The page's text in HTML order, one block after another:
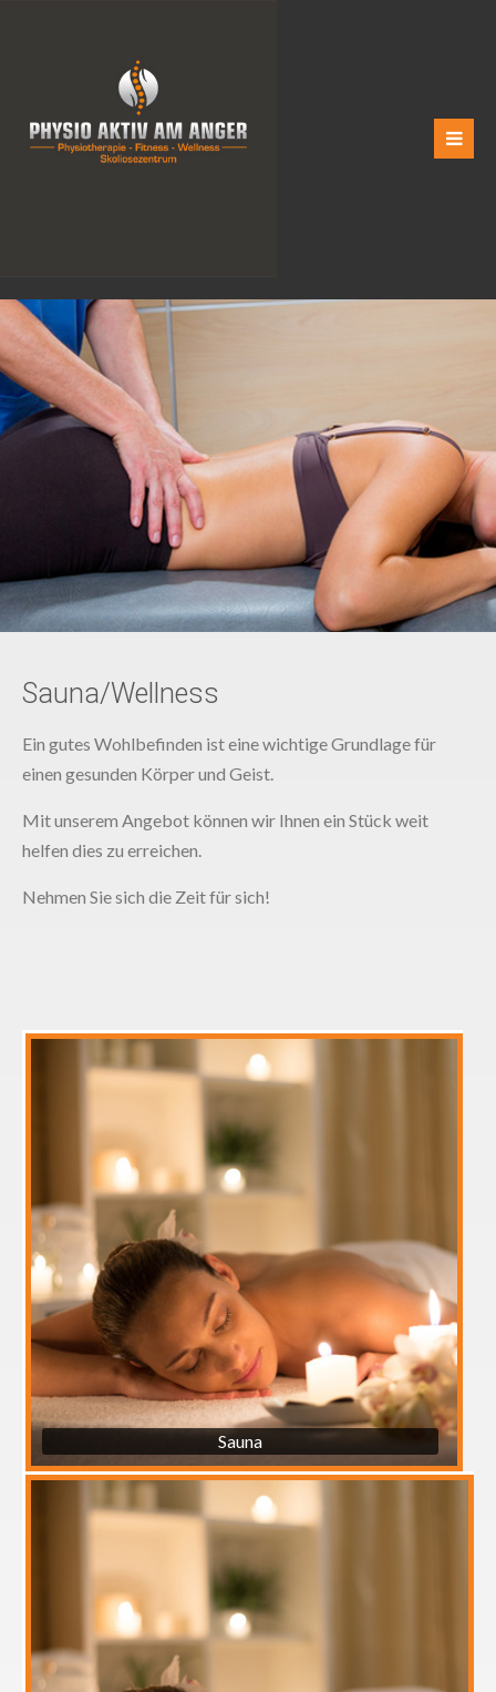
Sauna/Wellness
Ein gutes Wohlbefinden ist eine wichtige Grundlage für
einen gesunden Körper und Geist.
Mit unserem Angebot können wir Ihnen ein Stück weit
helfen dies zu erreichen.
Nehmen Sie sich die Zeit für sich!
Sauna